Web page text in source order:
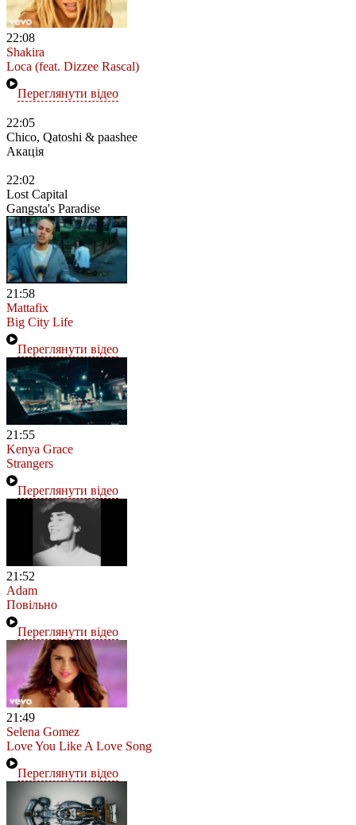
22:08
Shakira
Loca (feat. Dizzee Rascal)
Переглянути відео
22:05
Chico, Qatoshi & paashee
Акація
22:02
Lost Capital
Gangsta's Paradise
21:58
Mattafix
Big City Life
Переглянути відео
21:55
Kenya Grace
Strangers
Переглянути відео
21:52
Adam
Повільно
Переглянути відео
21:49
Selena Gomez
Love You Like A Love Song
Переглянути відео